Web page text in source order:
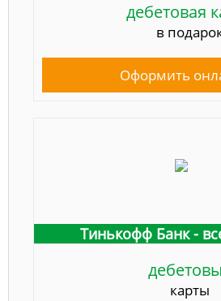
дебетовая
в
Оформить
Тинькофф Банк -
карты